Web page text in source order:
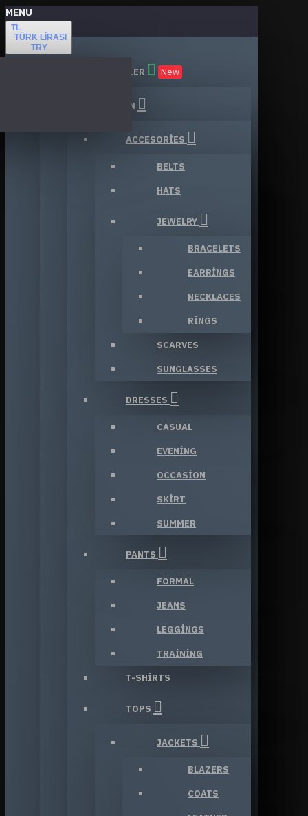
MENU
TL
TÜRK LIRASI
TRY
TÜM KATEGORILER New
FASHION
ACCESORIES
BELTS
HATS
JEWELRY
BRACELETS
EARRINGS
NECKLACES
RINGS
SCARVES
SUNGLASSES
DRESSES
CASUAL
EVENING
OCCASION
SKIRT
SUMMER
PANTS
FORMAL
JEANS
LEGGINGS
TRAINING
T-SHIRTS
TOPS
JACKETS
BLAZERS
COATS